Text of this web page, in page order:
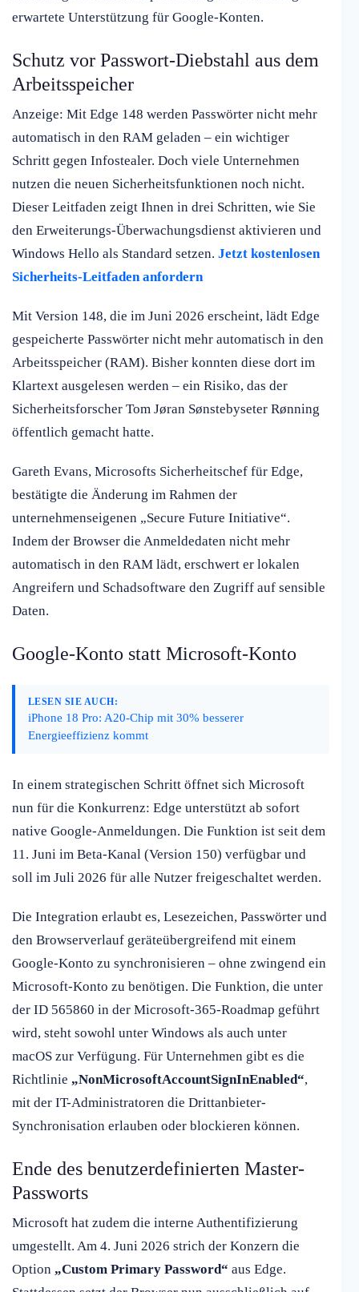
erwartete Unterstützung für Google-Konten.
Schutz vor Passwort-Diebstahl aus dem
Arbeitsspeicher
Anzeige: Mit Edge 148 werden Passwörter nicht mehr
automatisch in den RAM geladen – ein wichtiger
Schritt gegen Infostealer. Doch viele Unternehmen
nutzen die neuen Sicherheitsfunktionen noch nicht.
Dieser Leitfaden zeigt Ihnen in drei Schritten, wie Sie
den Erweiterungs-Überwachungsdienst aktivieren und
Windows Hello als Standard setzen. Jetzt kostenlosen
Sicherheits-Leitfaden anfordern
Mit Version 148, die im Juni 2026 erscheint, lädt Edge
gespeicherte Passwörter nicht mehr automatisch in den
Arbeitsspeicher (RAM). Bisher konnten diese dort im
Klartext ausgelesen werden – ein Risiko, das der
Sicherheitsforscher Tom Jøran Sønstebyseter Rønning
öffentlich gemacht hatte.
Gareth Evans, Microsofts Sicherheitschef für Edge,
bestätigte die Änderung im Rahmen der
unternehmenseigenen „Secure Future Initiative“.
Indem der Browser die Anmeldedaten nicht mehr
automatisch in den RAM lädt, erschwert er lokalen
Angreifern und Schadsoftware den Zugriff auf sensible
Daten.
Google-Konto statt Microsoft-Konto
LESEN SIE AUCH:
iPhone 18 Pro: A20-Chip mit 30% besserer
Energieeffizienz kommt
In einem strategischen Schritt öffnet sich Microsoft
nun für die Konkurrenz: Edge unterstützt ab sofort
native Google-Anmeldungen. Die Funktion ist seit dem
11. Juni im Beta-Kanal (Version 150) verfügbar und
soll im Juli 2026 für alle Nutzer freigeschaltet werden.
Die Integration erlaubt es, Lesezeichen, Passwörter und
den Browserverlauf geräteübergreifend mit einem
Google-Konto zu synchronisieren – ohne zwingend ein
Microsoft-Konto zu benötigen. Die Funktion, die unter
der ID 565860 in der Microsoft-365-Roadmap geführt
wird, steht sowohl unter Windows als auch unter
macOS zur Verfügung. Für Unternehmen gibt es die
Richtlinie „NonMicrosoftAccountSignInEnabled“,
mit der IT-Administratoren die Drittanbieter-
Synchronisation erlauben oder blockieren können.
Ende des benutzerdefinierten Master-
Passworts
Microsoft hat zudem die interne Authentifizierung
umgestellt. Am 4. Juni 2026 strich der Konzern die
Option „Custom Primary Password“ aus Edge.